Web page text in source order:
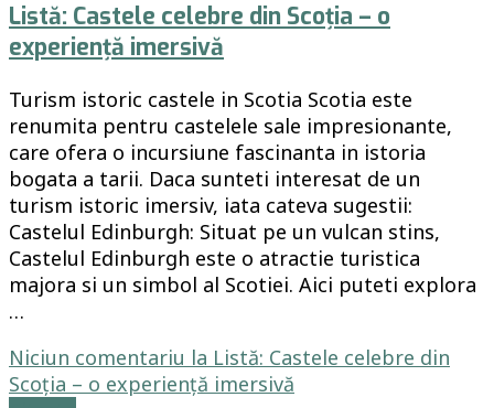
Listă: Castele celebre din Scoția – o
experiență imersivă
Turism istoric castele in Scotia Scotia este
renumita pentru castelele sale impresionante,
care ofera o incursiune fascinanta in istoria
bogata a tarii. Daca sunteti interesat de un
turism istoric imersiv, iata cateva sugestii:
Castelul Edinburgh: Situat pe un vulcan stins,
Castelul Edinburgh este o atractie turistica
majora si un simbol al Scotiei. Aici puteti explora
…
Niciun comentariu la Listă: Castele celebre din
Scoția – o experiență imersivă